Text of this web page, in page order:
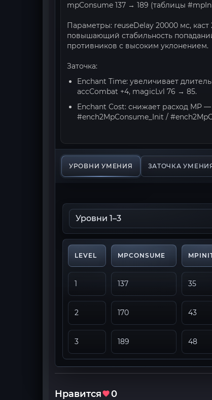
mpConsume 137 → 189 (таблицы
Параметры: reuseDelay 20000 мс,
повышающий стабильность
противников с высоким уклонением.
Заточка:
Enchant Time: увеличивает
accCombat +4, magicLvl 76 → 85.
Enchant Cost: снижает расход MP
#ench2MpConsume_Init /
УРОВНИ УМЕНИЯ ЗАТОЧКА
LEVEL MPCONSUME
1 137 35
2 170 43
3 189 48
Нравится 0